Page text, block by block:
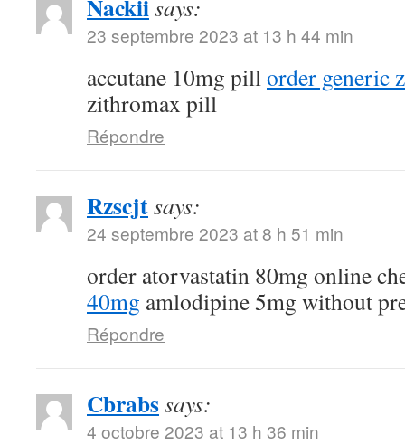
says:
23 septembre 2023 at 13 h 44 min
accutane 10mg pill order generic
zithromax pill
Répondre
Rzscjtsays:
24 septembre 2023 at 8 h 51 min
order atorvastatin 80mg online
40mg amlodipine 5mg without
Répondre
Cbrabssays:
4 octobre 2023 at 13 h 36 min